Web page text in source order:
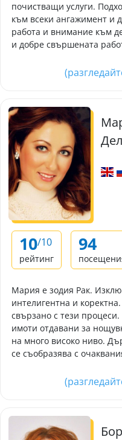
почистващи услуги.
към всеки ангажимент и
работа и внимание към
и добре свършената
10/10
рейтинг
94
Мария е зодия Рак.
интелигентна и
свързано с тези
имоти отдавани за
на много високо ниво.
се съобразява с